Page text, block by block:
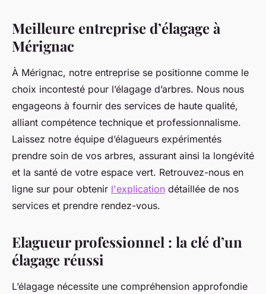
Meilleure entreprise d’élagage à
Mérignac
À Mérignac, notre entreprise se positionne comme le
choix incontesté pour l’élagage d’arbres. Nous nous
engageons à fournir des services de haute qualité,
alliant compétence technique et professionnalisme.
Laissez notre équipe d’élagueurs expérimentés
prendre soin de vos arbres, assurant ainsi la longévité
et la santé de votre espace vert. Retrouvez-nous en
ligne sur pour obtenir l'explication détaillée de nos
services et prendre rendez-vous.
Elagueur professionnel : la clé d’un
élagage réussi
L’élagage nécessite une compréhension approfondie